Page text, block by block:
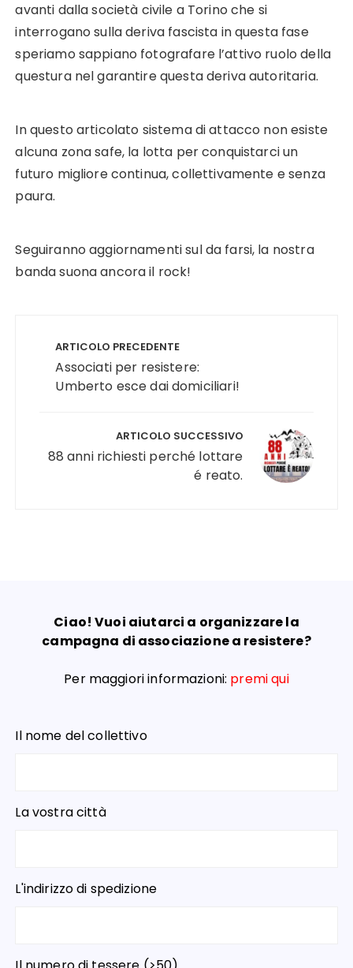
avanti dalla società civile a Torino che si
interrogano sulla deriva fascista in questa fase
speriamo sappiano fotografare l’attivo ruolo della
questura nel garantire questa deriva autoritaria.
In questo articolato sistema di attacco non esiste
alcuna zona safe, la lotta per conquistarci un
futuro migliore continua, collettivamente e senza
paura.
Seguiranno aggiornamenti sul da farsi, la nostra
banda suona ancora il rock!
articoliARTICOLO PRECEDENTE
Associati per resistere:
Umberto esce dai domiciliari!
ARTICOLO SUCCESSIVO
88 anni richiesti perché lottare
é reato.
Ciao! Vuoi aiutarci a organizzare la
campagna di associazione a resistere?
Per maggiori informazioni: premi qui
Il nome del collettivo
La vostra città
L'indirizzo di spedizione